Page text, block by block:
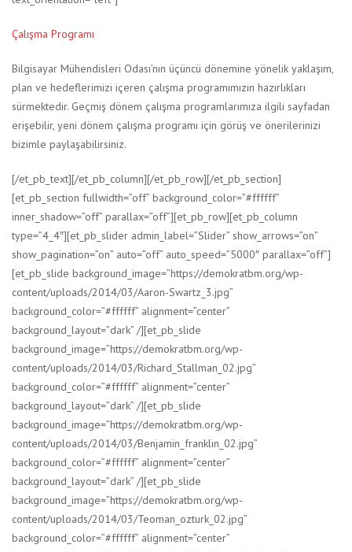
Çalışma Programı
Bilgisayar Mühendisleri Odası’nın üçüncü dönemine yönelik yaklaşım,
plan ve hedeflerimizi içeren çalışma programımızın hazırlıkları
sürmektedir. Geçmiş dönem çalışma programlarımıza ilgili sayfadan
erişebilir, yeni dönem çalışma programı için görüş ve önerilerinizi
bizimle paylaşabilirsiniz.
[/et_pb_text][/et_pb_column][/et_pb_row][/et_pb_section]
[et_pb_section fullwidth=”off” background_color=”#ffffff”
inner_shadow=”off” parallax=”off”][et_pb_row][et_pb_column
type=”4_4″][et_pb_slider admin_label=”Slider” show_arrows=”on”
show_pagination=”on” auto=”off” auto_speed=”5000″ parallax=”off”]
[et_pb_slide background_image=”https://demokratbm.org/wp-
content/uploads/2014/03/Aaron-Swartz_3.jpg”
background_color=”#ffffff” alignment=”center”
background_layout=”dark” /][et_pb_slide
background_image=”https://demokratbm.org/wp-
content/uploads/2014/03/Richard_Stallman_02.jpg”
background_color=”#ffffff” alignment=”center”
background_layout=”dark” /][et_pb_slide
background_image=”https://demokratbm.org/wp-
content/uploads/2014/03/Benjamin_franklin_02.jpg”
background_color=”#ffffff” alignment=”center”
background_layout=”dark” /][et_pb_slide
background_image=”https://demokratbm.org/wp-
content/uploads/2014/03/Teoman_ozturk_02.jpg”
background_color=”#ffffff” alignment=”center”